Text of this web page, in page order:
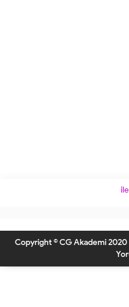
Copyright © CG Akademi 2020